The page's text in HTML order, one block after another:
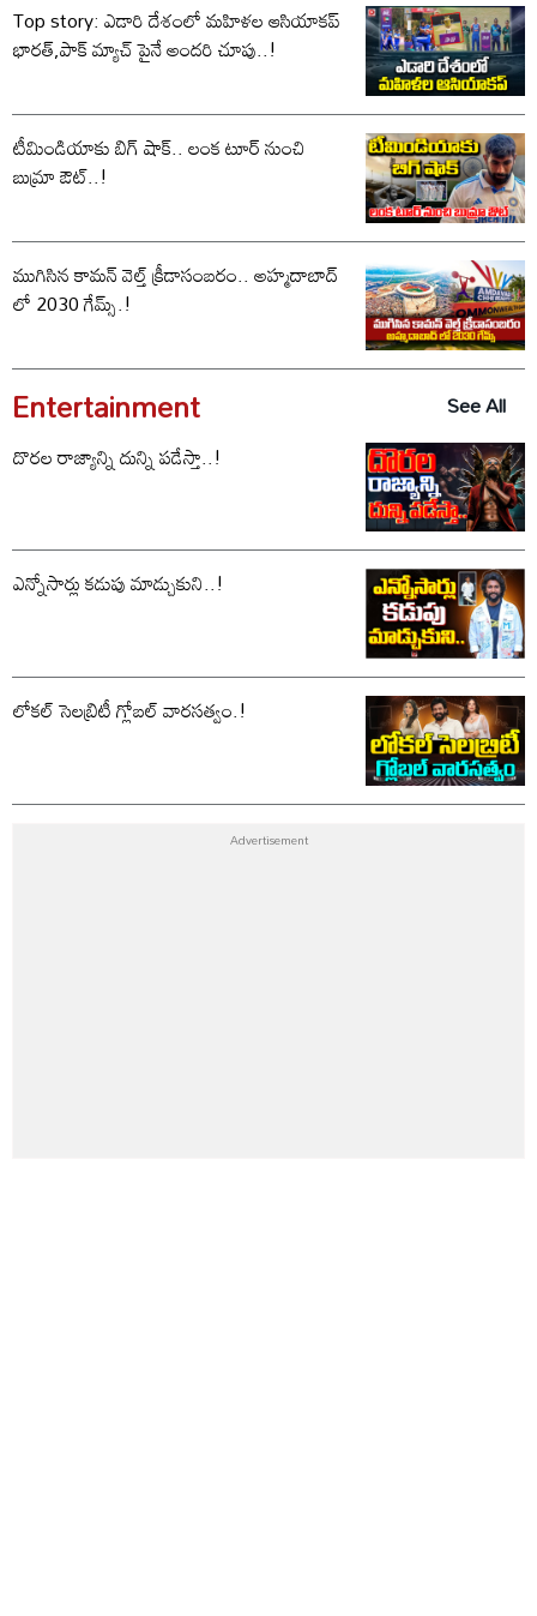
Top story: ఎడారి దేశంలో మహిళల ఆసియాకప్
భారత్,పాక్ మ్యాచ్ పైనే అందరి చూపు..!
టీమిండియాకు బిగ్ షాక్.. లంక టూర్ నుంచి
బుమ్రా ఔట్..!
ముగిసిన కామన్ వెల్త్ క్రీడాసంబరం.. అహ్మదాబాద్
లో 2030 గేమ్స్.!
Entertainment
See All
దొరల రాజ్యాన్ని దున్ని పడేస్తా..!
ఎన్నోసార్లు కడుపు మాడ్చుకుని..!
లోకల్ సెలబ్రిటీ గ్లోబల్ వారసత్వం.!